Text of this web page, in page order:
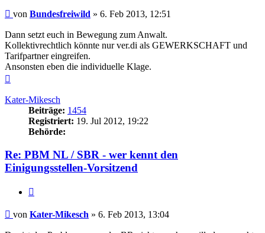
Beitrag
von Bundesfreiwild » 6. Feb 2013, 12:51
Dann setzt euch in Bewegung zum Anwalt.
Kollektivrechtlich könnte nur ver.di als GEWERKSCHAFT und
Tarifpartner eingreifen.
Ansonsten eben die individuelle Klage.
Kater-Mikesch
Beiträge: 1454
Registriert: 19. Jul 2012, 19:22
Behörde:
Re: PBM NL / SBR - wer kennt den
Einigungsstellen-Vorsitzend
Beitrag
von Kater-Mikesch » 6. Feb 2013, 13:04